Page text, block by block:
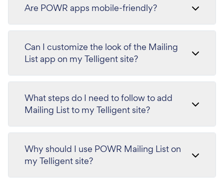
Are POWR apps mobile-friendly?
Can I customize the look of the Mailing
List app on my Telligent site?
What steps do I need to follow to add
Mailing List to my Telligent site?
Why should I use POWR Mailing List on
my Telligent site?